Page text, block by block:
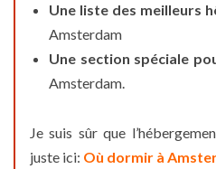
Une liste des meilleurs
Amsterdam
Une section spéciale
Amsterdam.
Je suis sûr que
juste ici: Où dormir à